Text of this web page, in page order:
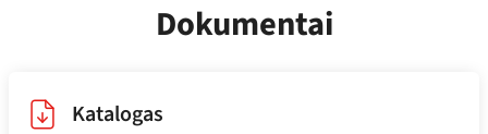
Dokumentai
Katalogas